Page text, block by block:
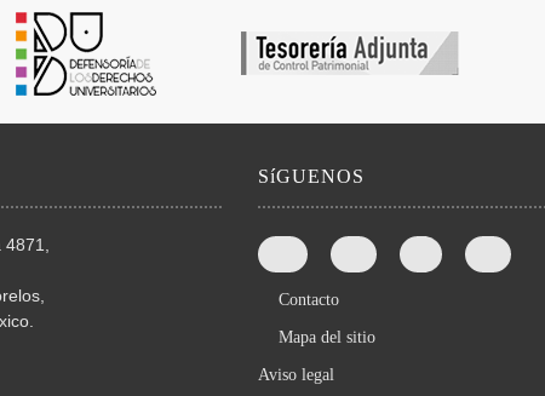
SíGUENOS
Contacto
Mapa del sitio
Aviso legal